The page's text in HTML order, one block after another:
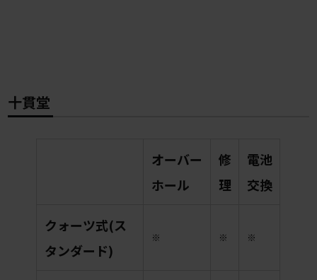
十貫堂
オーバー
ホール
修
理
電池
交換
クォーツ式(ス
タンダード)
※ ※ ※